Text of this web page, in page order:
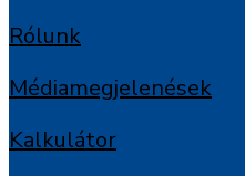
Rólunk
Médiamegjelenések
Kalkulátor